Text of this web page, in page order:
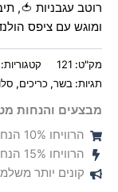
רוטב עגבניות 🍅,
ומוגש עם ציפס
מק"ט: 121 קטגוריות:
תגיות: בשר, כריכים,
מבצעים והנחות
הרוויחו 10% הנחה ברכישה השנייה!
הרוויחו 15% הנחה ברכישה השלישית!
קונים יותר